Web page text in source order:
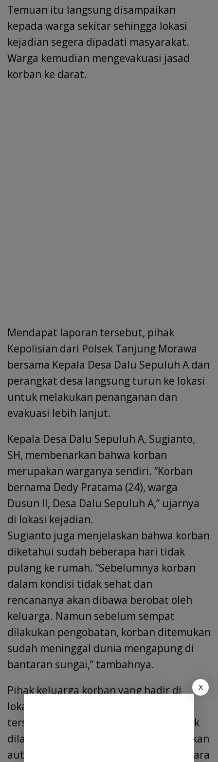
Temuan itu langsung disampaikan
kepada warga sekitar sehingga lokasi
kejadian segera dipadati masyarakat.
Warga kemudian mengevakuasi jasad
korban ke darat.
Mendapat laporan tersebut, pihak
Kepolisian dari Polsek Tanjung Morawa
bersama Kepala Desa Dalu Sepuluh A dan
perangkat desa langsung turun ke lokasi
untuk melakukan penanganan dan
evakuasi lebih lanjut.
Kepala Desa Dalu Sepuluh A, Sugianto,
SH, membenarkan bahwa korban
merupakan warganya sendiri. “Korban
bernama Dedy Pratama (24), warga
Dusun II, Desa Dalu Sepuluh A,” ujarnya
di lokasi kejadian.
Sugianto juga menjelaskan bahwa korban
diketahui sudah beberapa hari tidak
pulang ke rumah. “Sebelumnya korban
dalam kondisi tidak sehat dan
rencananya akan dibawa berobat oleh
keluarga. Namun sebelum sempat
dilakukan pengobatan, korban ditemukan
sudah meninggal dunia mengapung di
bantaran sungai,” tambahnya.
Pihak keluarga korban yang hadir di
lokasi menyatakan menerima kejadian
tersebut sebagai musibah dan menolak
dilakukan autopsi. Pernyataan penolakan
autopsi tersebut telah dituangkan secara
X